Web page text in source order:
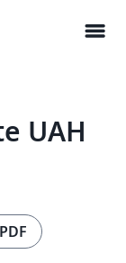
menu
UAH